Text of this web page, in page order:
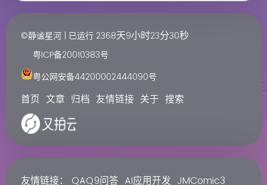
©静谧星河 | 已运行 2368天9小时23分30秒
粤ICP备20010383号
粤公网安备44200002444090号
首页 文章 归档 友情链接 关于 搜索
友情链接： QAQ9问答 AI应用开发 JMComic3